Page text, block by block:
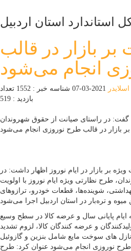
بازار در قالب
انجام می‌شود
اسلایدر 2021-03-07 شناسه خبر : 1552
تعداد
بازدید : 519
گفت: در راستای صیانت از حقوق شهروندان
بر بازار در ایام نوروز اظهار داشت: در
طرح نظارتی ویژه ایام نوروز با اولویت
شوینده‌ها، قطعات خودرو، ترازوهای
ایام پایانی سال و عرضه کالا در سطح وسیع
و عرضه کنندگان کالا، لزوم تشدید
های سوخت مایع شامل بنزین و گازوئیل
نوروزی انجام می‌شود عنوان کرد: طرح